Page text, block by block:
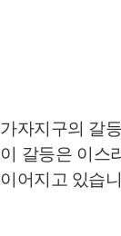
가자지구의 갈
이 갈등은 이스
이어지고 있습